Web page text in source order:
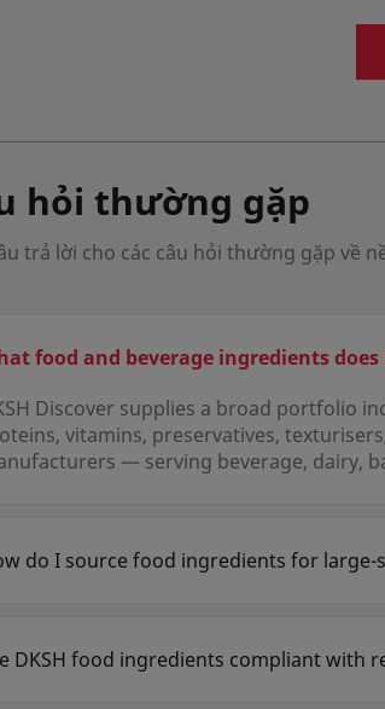
Thành
hỏi thường gặp
trả lời cho các câu hỏi thường gặp về
food and beverage ingredients does
Discover supplies a broad portfolio
vitamins, preservatives,
— serving beverage, dairy,
do I source food ingredients for
DKSH food ingredients compliant with